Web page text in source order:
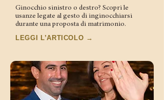
Ginocchio sinistro o destro? Scopri le
usanze legate al gesto di inginocchiarsi
durante una proposta di matrimonio.
LEGGI L’ARTICOLO →